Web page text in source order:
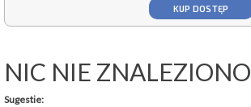
KUP DOSTĘP
NIC NIE ZNALEZIONO
Sugestie: